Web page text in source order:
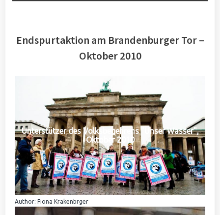
Endspurtaktion am Brandenburger Tor –
Oktober 2010
Unterstützer des Volksbegehrens "Unser Wasser",
Oktober 2010
Author: Fiona Krakenbrger